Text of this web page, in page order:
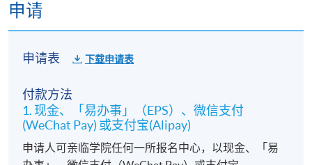
申请
申请表 下载申请表
付款方法
1. 现金、「易办事」（EPS）、微信支付
(WeChat Pay) 或支付宝(Alipay)
申请人可亲临学院任何一所报名中心，以现金、「易